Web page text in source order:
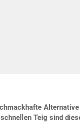
Teig sind